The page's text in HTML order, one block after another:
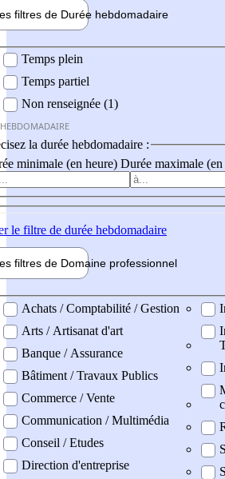
filtres de Durée hebdomadaire
Temps plein
Temps partiel
Non renseignée (1)
la durée hebdomadaire :
minimale (en heure) Durée maximale (en
le filtre de durée hebdomadaire
filtres de Domaine professionnel
professionel
Achats / Comptabilité / Gestion
Arts / Artisanat d'art
Banque / Assurance
Bâtiment / Travaux Publics
Commerce / Vente
Communication / Multimédia
Conseil / Etudes
Direction d'entreprise